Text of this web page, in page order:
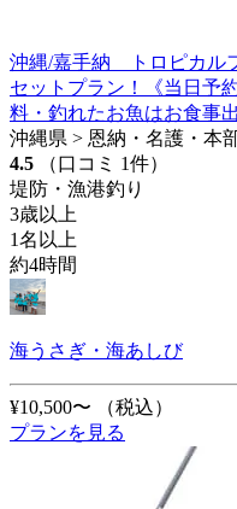
沖縄/嘉手納 トロピカル
セットプラン！《当日予
料・釣れたお魚はお食事
沖縄県 > 恩納・名護・本
4.5
（口コミ 1件）
堤防・漁港釣り
3歳以上
1名以上
約4時間
海うさぎ・海あしび
¥10,500〜
（税込）
プランを見る